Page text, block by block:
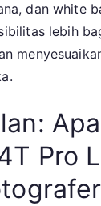
dan white
lebih
Pro